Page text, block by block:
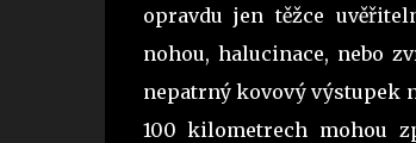
opravdu jen těžce
nohou, halucinace, nebo
nepatrný kovový výstupek
100 kilometrech mohou